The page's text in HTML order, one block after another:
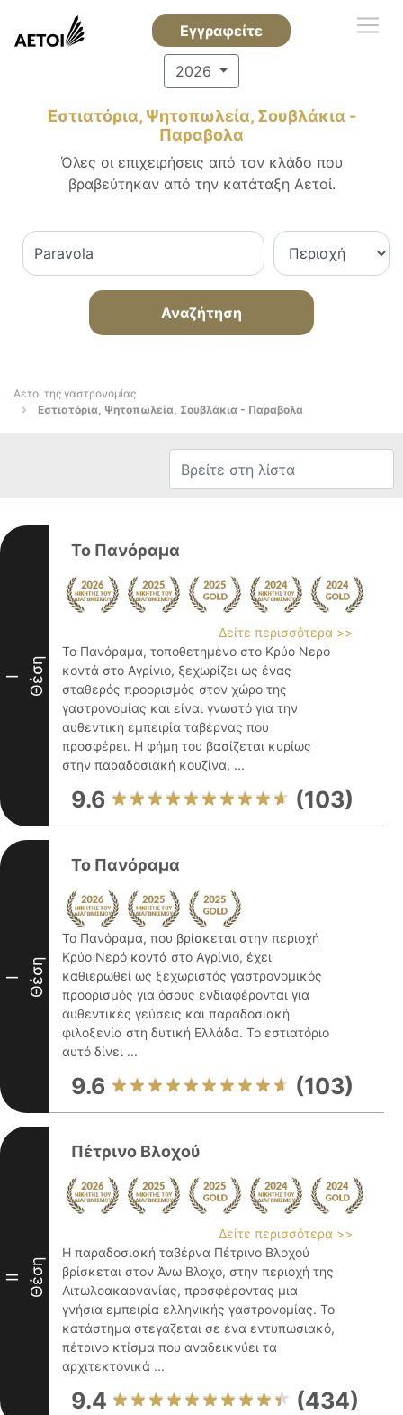
Εγγραφείτε
2026
Εστιατόρια, Ψητοπωλεία, Σουβλάκια -
Παραβολα
Όλες οι επιχειρήσεις από τον κλάδο που
βραβεύτηκαν από την κατάταξη Αετοί.
Αναζήτηση
Αετοί της γαστρονομίας
Εστιατόρια, Ψητοπωλεία, Σουβλάκια - Παραβολα
I Θέση
Το Πανόραμα
Δείτε περισσότερα >>
Το Πανόραμα, τοποθετημένο στο Κρύο Νερό
κοντά στο Αγρίνιο, ξεχωρίζει ως ένας
σταθερός προορισμός στον χώρο της
γαστρονομίας και είναι γνωστό για την
αυθεντική εμπειρία ταβέρνας που
προσφέρει. Η φήμη του βασίζεται κυρίως
στην παραδοσιακή κουζίνα, ...
9.6 (103)
I Θέση
Το Πανόραμα
Το Πανόραμα, που βρίσκεται στην περιοχή
Κρύο Νερό κοντά στο Αγρίνιο, έχει
καθιερωθεί ως ξεχωριστός γαστρονομικός
προορισμός για όσους ενδιαφέρονται για
αυθεντικές γεύσεις και παραδοσιακή
φιλοξενία στη δυτική Ελλάδα. Το εστιατόριο
αυτό δίνει ...
9.6 (103)
II Θέση
Πέτρινο Βλοχού
Δείτε περισσότερα >>
Η παραδοσιακή ταβέρνα Πέτρινο Βλοχού
βρίσκεται στον Άνω Βλοχό, στην περιοχή της
Αιτωλοακαρνανίας, προσφέροντας μια
γνήσια εμπειρία ελληνικής γαστρονομίας. Το
κατάστημα στεγάζεται σε ένα εντυπωσιακό,
πέτρινο κτίσμα που αναδεικνύει τα
αρχιτεκτονικά ...
9.4 (434)